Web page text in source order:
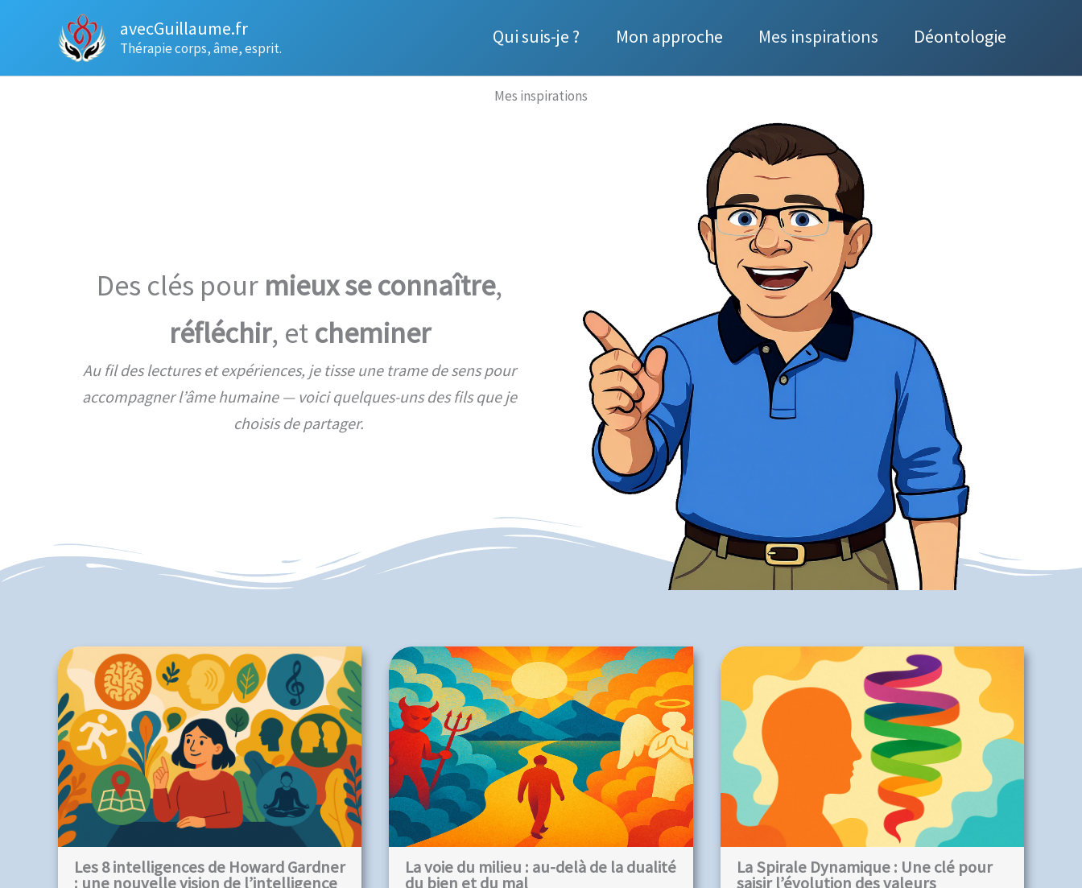
avecGuillaume.fr
Thérapie corps, âme, esprit.
Qui suis-je ? Mon approche Mes inspirations Déontologie
Mes inspirations
Des clés pour mieux se connaître,
réfléchir, et cheminer
Au fil des lectures et expériences, je tisse une trame de sens pour
accompagner l’âme humaine — voici quelques-uns des fils que je
choisis de partager.
Les 8 intelligences de Howard Gardner
: une nouvelle vision de l’intelligence
La voie du milieu : au-delà de la dualité
du bien et du mal
La Spirale Dynamique : Une clé pour
saisir l’évolution des valeurs